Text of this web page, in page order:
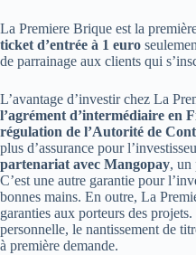
La Premiere Brique est la
ticket d’entrée à 1 euro
de parrainage aux clients qui
L’avantage d’investir chez La
l’agrément d’intermédiaire en
régulation de l’Autorité de
plus d’assurance pour
partenariat avec Mangopay, un
C’est une autre garantie pour
bonnes mains. En outre, La
garanties aux porteurs des
personnelle, le nantissement de
à première demande.